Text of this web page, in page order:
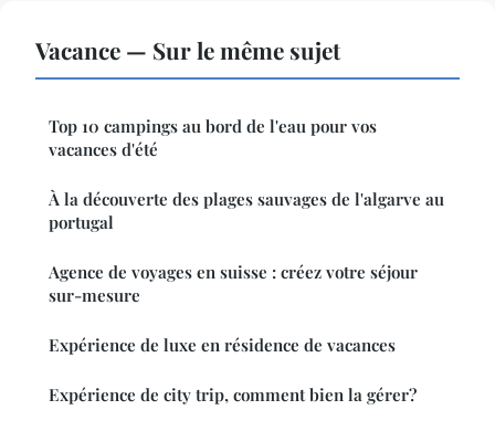
Vacance — Sur le même sujet
Top 10 campings au bord de l'eau pour vos
vacances d'été
À la découverte des plages sauvages de l'algarve au
portugal
Agence de voyages en suisse : créez votre séjour
sur-mesure
Expérience de luxe en résidence de vacances
Expérience de city trip, comment bien la gérer?